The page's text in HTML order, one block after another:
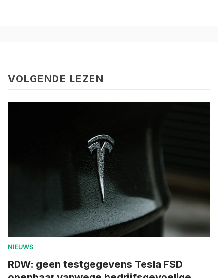
VOLGENDE LEZEN
NIEUWS
RDW: geen testgegevens Tesla FSD